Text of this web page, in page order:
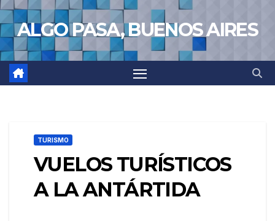
Saltar
al
contenido
ALGO PASA, BUENOS AIRES
TURISMO
VUELOS TURÍSTICOS
A LA ANTÁRTIDA